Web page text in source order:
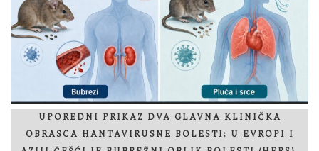
UPOREDNI PRIKAZ DVA GLAVNA KLINIČKA
OBRASCA HANTAVIRUSNE BOLESTI: U EVROPI I